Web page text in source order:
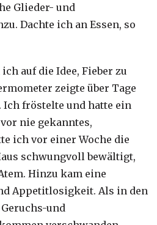
Glieder- und
Dachte ich an Essen, so
auf die Idee, Fieber zu
zeigte über Tage
Ich fröstelte und hatte ein
nie gekanntes,
ich vor einer Woche die
schwungvoll bewältigt,
Hinzu kam eine
Appetitlosigkeit. Als in den
und